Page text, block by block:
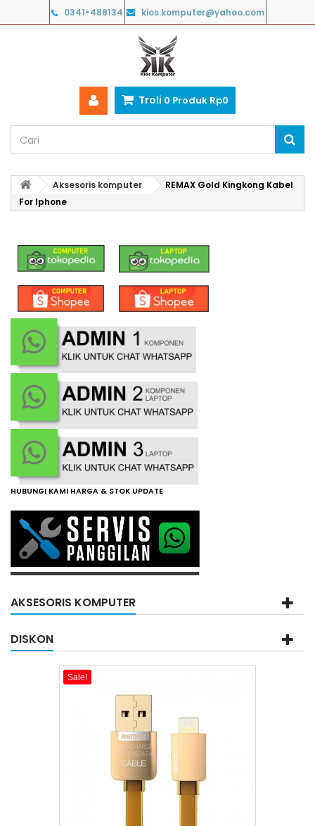
0341-488134 kios.komputer@yahoo.com
Troli 0 Produk Rp‎0
Aksesoris komputer
REMAX Gold Kingkong Kabel
For Iphone
HUBUNGI KAMI HARGA & STOK UPDATE
AKSESORIS KOMPUTER
DISKON
Sale!